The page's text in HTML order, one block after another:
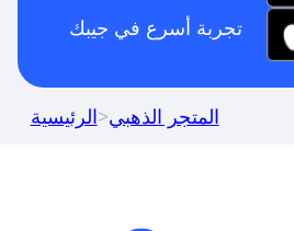
تجربة أسرع في جيبك
الرئيسية>المتجر الذهبي